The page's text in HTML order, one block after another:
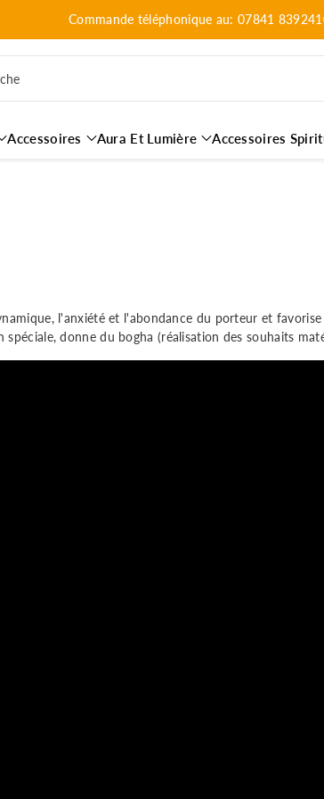
Commande téléphonique au: 07841
Accessoires Aura Et Lumière Accessoires
l'anxiété et l'abondance du porteur et
donne du bogha (réalisation des souhaits